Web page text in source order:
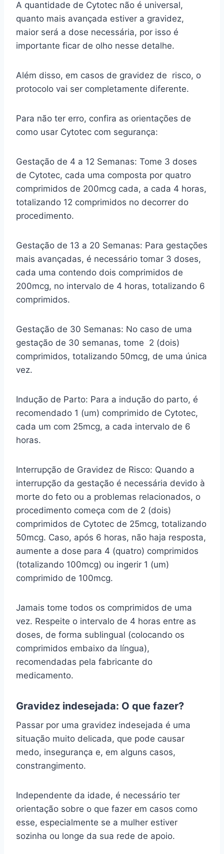
A quantidade de Cytotec não é universal,
quanto mais avançada estiver a gravidez,
maior será a dose necessária, por isso é
importante ficar de olho nesse detalhe.
Além disso, em casos de gravidez de risco, o
protocolo vai ser completamente diferente.
Para não ter erro, confira as orientações de
como usar Cytotec com segurança:
Gestação de 4 a 12 Semanas: Tome 3 doses
de Cytotec, cada uma composta por quatro
comprimidos de 200mcg cada, a cada 4 horas,
totalizando 12 comprimidos no decorrer do
procedimento.
Gestação de 13 a 20 Semanas: Para gestações
mais avançadas, é necessário tomar 3 doses,
cada uma contendo dois comprimidos de
200mcg, no intervalo de 4 horas, totalizando 6
comprimidos.
Gestação de 30 Semanas: No caso de uma
gestação de 30 semanas, tome 2 (dois)
comprimidos, totalizando 50mcg, de uma única
vez.
Indução de Parto: Para a indução do parto, é
recomendado 1 (um) comprimido de Cytotec,
cada um com 25mcg, a cada intervalo de 6
horas.
Interrupção de Gravidez de Risco: Quando a
interrupção da gestação é necessária devido à
morte do feto ou a problemas relacionados, o
procedimento começa com de 2 (dois)
comprimidos de Cytotec de 25mcg, totalizando
50mcg. Caso, após 6 horas, não haja resposta,
aumente a dose para 4 (quatro) comprimidos
(totalizando 100mcg) ou ingerir 1 (um)
comprimido de 100mcg.
Jamais tome todos os comprimidos de uma
vez. Respeite o intervalo de 4 horas entre as
doses, de forma sublingual (colocando os
comprimidos embaixo da língua),
recomendadas pela fabricante do
medicamento.
Gravidez indesejada: O que fazer?
Passar por uma gravidez indesejada é uma
situação muito delicada, que pode causar
medo, insegurança e, em alguns casos,
constrangimento.
Independente da idade, é necessário ter
orientação sobre o que fazer em casos como
esse, especialmente se a mulher estiver
sozinha ou longe da sua rede de apoio.